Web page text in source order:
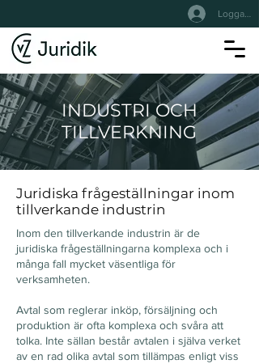
Logga In
INDUSTRI OCH
TILLVERKNING
Juridiska frågeställningar inom
tillverkande industrin
Inom den tillverkande industrin är de
juridiska frågeställningarna komplexa och i
många fall mycket väsentliga för
verksamheten.
Avtal som reglerar inköp, försäljning och
produktion är ofta komplexa och svåra att
tolka. Inte sällan består avtalen i själva verket
av en rad olika avtal som tillämpas enligt viss